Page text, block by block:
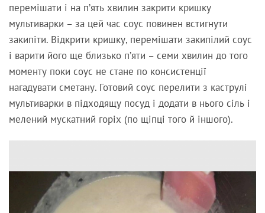
перемішати і на п’ять хвилин закрити кришку
мультиварки – за цей час соус повинен встигнути
закипіти. Відкрити кришку, перемішати закипілий соус
і варити його ще близько п’яти – семи хвилин до того
моменту поки соус не стане по консистенції
нагадувати сметану. Готовий соус перелити з каструлі
мультиварки в підходящу посуд і додати в нього сіль і
мелений мускатний горіх (по щіпці того й іншого).